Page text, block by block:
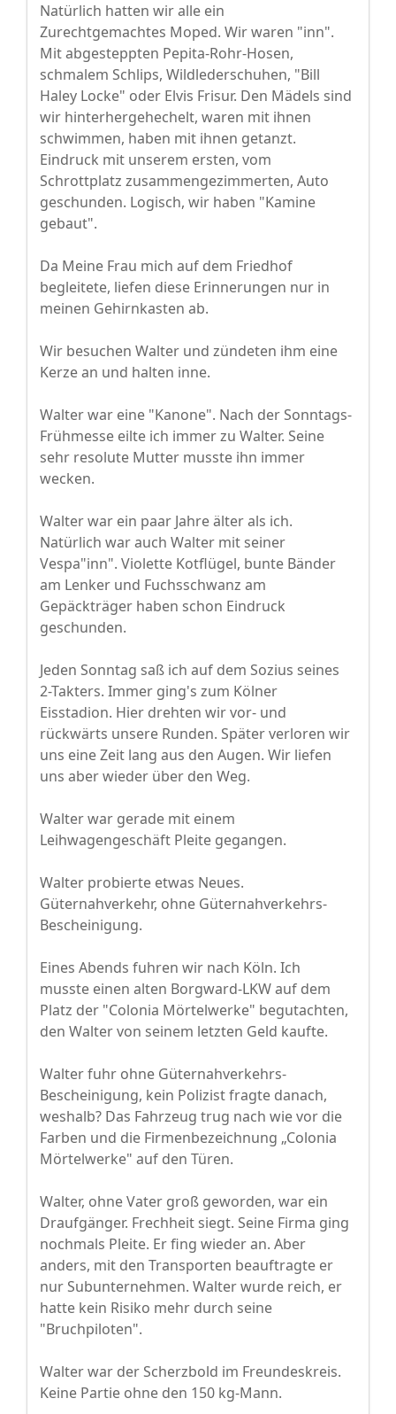
Natürlich hatten wir alle ein
Zurechtgemachtes Moped. Wir waren "inn".
Mit abgesteppten Pepita-Rohr-Hosen,
schmalem Schlips, Wildlederschuhen, "Bill
Haley Locke" oder Elvis Frisur. Den Mädels sind
wir hinterhergehechelt, waren mit ihnen
schwimmen, haben mit ihnen getanzt.
Eindruck mit unserem ersten, vom
Schrottplatz zusammengezimmerten, Auto
geschunden. Logisch, wir haben "Kamine
gebaut".
Da Meine Frau mich auf dem Friedhof
begleitete, liefen diese Erinnerungen nur in
meinen Gehirnkasten ab.
Wir besuchen Walter und zündeten ihm eine
Kerze an und halten inne.
Walter war eine "Kanone". Nach der Sonntags-
Frühmesse eilte ich immer zu Walter. Seine
sehr resolute Mutter musste ihn immer
wecken.
Walter war ein paar Jahre älter als ich.
Natürlich war auch Walter mit seiner
Vespa"inn". Violette Kotflügel, bunte Bänder
am Lenker und Fuchsschwanz am
Gepäckträger haben schon Eindruck
geschunden.
Jeden Sonntag saß ich auf dem Sozius seines
2-Takters. Immer ging's zum Kölner
Eisstadion. Hier drehten wir vor- und
rückwärts unsere Runden. Später verloren wir
uns eine Zeit lang aus den Augen. Wir liefen
uns aber wieder über den Weg.
Walter war gerade mit einem
Leihwagengeschäft Pleite gegangen.
Walter probierte etwas Neues.
Güternahverkehr, ohne Güternahverkehrs-
Bescheinigung.
Eines Abends fuhren wir nach Köln. Ich
musste einen alten Borgward-LKW auf dem
Platz der "Colonia Mörtelwerke" begutachten,
den Walter von seinem letzten Geld kaufte.
Walter fuhr ohne Güternahverkehrs-
Bescheinigung, kein Polizist fragte danach,
weshalb? Das Fahrzeug trug nach wie vor die
Farben und die Firmenbezeichnung „Colonia
Mörtelwerke" auf den Türen.
Walter, ohne Vater groß geworden, war ein
Draufgänger. Frechheit siegt. Seine Firma ging
nochmals Pleite. Er fing wieder an. Aber
anders, mit den Transporten beauftragte er
nur Subunternehmen. Walter wurde reich, er
hatte kein Risiko mehr durch seine
"Bruchpiloten".
Walter war der Scherzbold im Freundeskreis.
Keine Partie ohne den 150 kg-Mann.